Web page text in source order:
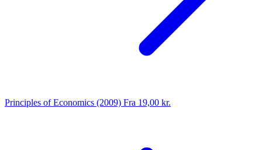
Principles of Economics (2009) Fra 19,00 kr.